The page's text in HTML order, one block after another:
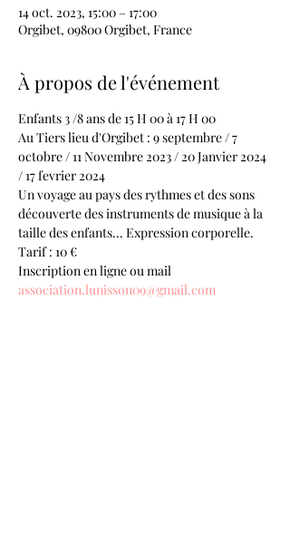
14 oct. 2023, 15:00 – 17:00
Orgibet, 09800 Orgibet, France
À propos de l'événement
Enfants 3 /8 ans de 15 H 00 à 17 H 00
Au Tiers lieu d'Orgibet : 9 septembre / 7
octobre / 11 Novembre 2023 / 20 Janvier 2024
/ 17 fevrier 2024
Un voyage au pays des rythmes et des sons
découverte des instruments de musique à la
taille des enfants... Expression corporelle.
Tarif : 10 €
Inscription en ligne ou mail
association.lunisson09@gmail.com